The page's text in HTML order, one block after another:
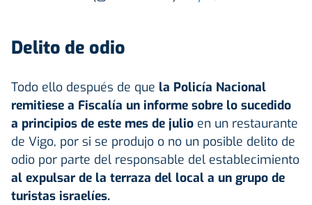
Delito de odio
Todo ello después de que la Policía Nacional
remitiese a Fiscalía un informe sobre lo sucedido
a principios de este mes de julio en un restaurante
de Vigo, por si se produjo o no un posible delito de
odio por parte del responsable del establecimiento
al expulsar de la terraza del local a un grupo de
turistas israelíes.